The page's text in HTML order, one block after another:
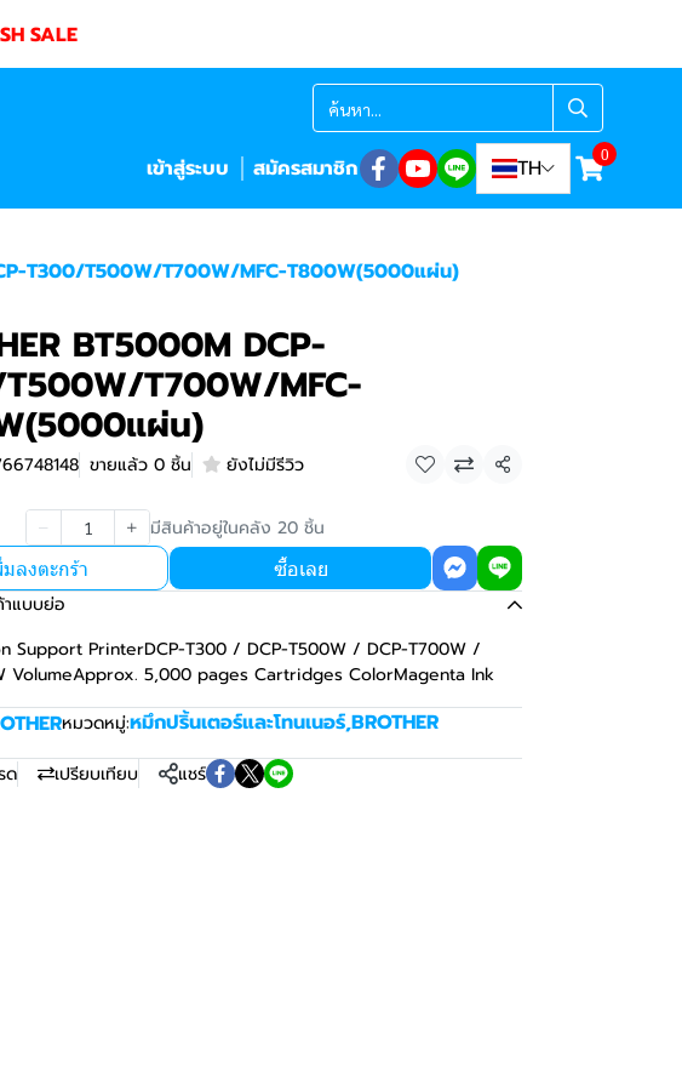
SALE
เข้าสู่ระบบ สมัครสมาชิก TH 0
T300/T500W/T700W/MFC-T800W(5000แผ่น)
BT5000M DCP-
T700W/MFC-
แผ่น)
ขายแล้ว 0 ชิ้น ยังไม่มีรีวิว
แชร์
มีสินค้าอยู่ในคลัง 20 ชิ้น
มลงตะกร้า
ซื้อเลย
แบบย่อ
Support PrinterDCP-T300 / DCP-T500W / DCP-T700W /
VolumeApprox. 5,000 pages Cartridges ColorMagenta Ink
หมวดหมู่:หมึกปริ้นเตอร์และโทนเนอร์,BROTHER
ด เปรียบเทียบ แชร์